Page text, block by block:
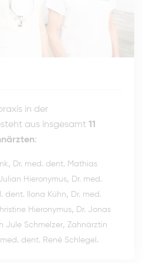
in der
aus insgesamt 11
:
, Dr. med. dent. Mathias
Hieronymus, Dr. med.
dent. Ilona Kühn, Dr. med.
Hieronymus, Dr. Jonas
Jule Schmelzer, Zahnärztin
med. dent. René Schlegel .